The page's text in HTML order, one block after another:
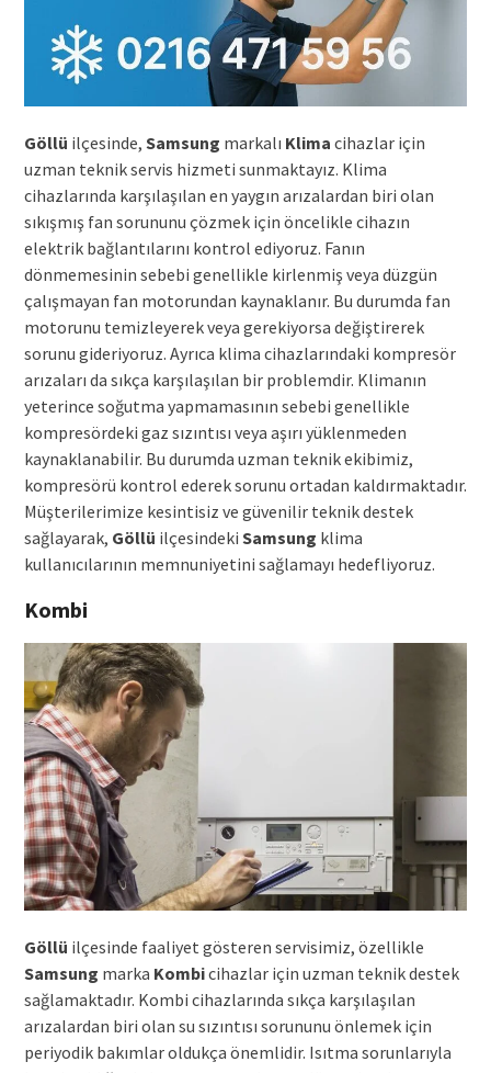
Göllü ilçesinde, Samsung markalı Klima cihazlar için
uzman teknik servis hizmeti sunmaktayız. Klima
cihazlarında karşılaşılan en yaygın arızalardan biri olan
sıkışmış fan sorununu çözmek için öncelikle cihazın
elektrik bağlantılarını kontrol ediyoruz. Fanın
dönmemesinin sebebi genellikle kirlenmiş veya düzgün
çalışmayan fan motorundan kaynaklanır. Bu durumda fan
motorunu temizleyerek veya gerekiyorsa değiştirerek
sorunu gideriyoruz. Ayrıca klima cihazlarındaki kompresör
arızaları da sıkça karşılaşılan bir problemdir. Klimanın
yeterince soğutma yapmamasının sebebi genellikle
kompresördeki gaz sızıntısı veya aşırı yüklenmeden
kaynaklanabilir. Bu durumda uzman teknik ekibimiz,
kompresörü kontrol ederek sorunu ortadan kaldırmaktadır.
Müşterilerimize kesintisiz ve güvenilir teknik destek
sağlayarak, Göllü ilçesindeki Samsung klima
kullanıcılarının memnuniyetini sağlamayı hedefliyoruz.
Kombi
Göllü ilçesinde faaliyet gösteren servisimiz, özellikle
Samsung marka Kombicihazlar için uzman teknik destek
sağlamaktadır. Kombi cihazlarında sıkça karşılaşılan
arızalardan biri olan su sızıntısı sorununu önlemek için
periyodik bakımlar oldukça önemlidir. Isıtma sorunlarıyla